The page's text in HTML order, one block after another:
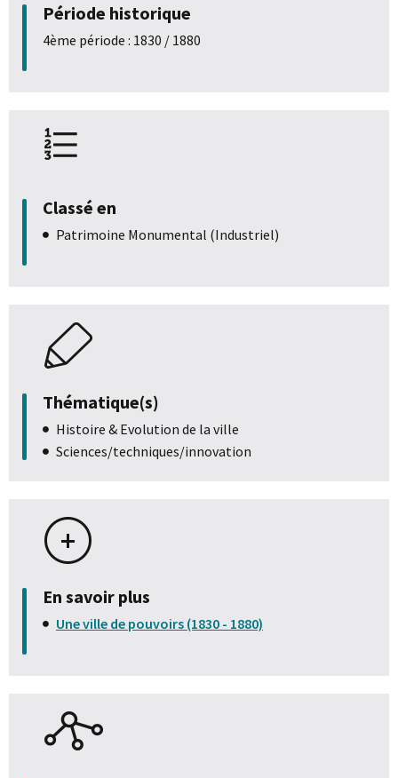
Période historique
4ème période : 1830 / 1880
Classé en
Patrimoine Monumental (Industriel)
Thématique(s)
Histoire & Evolution de la ville
Sciences/techniques/innovation
En savoir plus
Une ville de pouvoirs (1830 - 1880)